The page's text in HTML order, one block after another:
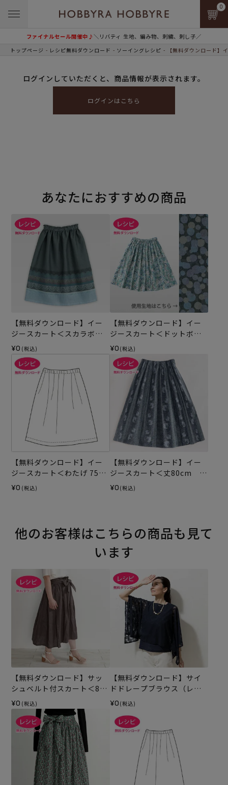
ファイナルセール開催中♪＼リバティ 生地、編み物、刺繍、刺し子／
0
トップページ レシピ無料ダウンロード ソーイングレシピ 【無料ダウンロード】
ログインしていただくと、商品情報が表示されます。
ログインはこちら
あなたにおすすめの商品
【無料ダウンロード】イー
ジースカート＜スカラボー
ダー・65cm丈＞（レシピ）
¥0 (税込)
【無料ダウンロード】イー
ジースカート＜ドットボー
ダー・65cm丈＞（レシピ）
¥0 (税込)
【無料ダウンロード】イー
ジースカート＜わたげ 75c
m＞（レシピ）
¥0 (税込)
【無料ダウンロード】イー
ジースカート＜丈80cm 裾
回り196cm＞（レシピ）
¥0 (税込)
他のお客様はこちらの商品も見て
います
【無料ダウンロード】サッ
シュベルト付スカート＜80c
m＞（レシピ）
¥0 (税込)
【無料ダウンロード】サイ
ドドレープブラウス（レシ
ピ）
¥0 (税込)